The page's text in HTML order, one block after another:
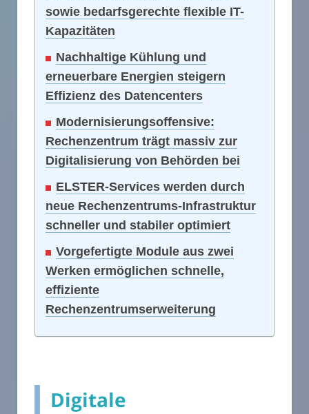
sowie bedarfsgerechte flexible IT-
Kapazitäten
Nachhaltige Kühlung und
erneuerbare Energien steigern
Effizienz des Datencenters
Modernisierungsoffensive:
Rechenzentrum trägt massiv zur
Digitalisierung von Behörden bei
ELSTER-Services werden durch
neue Rechenzentrums-Infrastruktur
schneller und stabiler optimiert
Vorgefertigte Module aus zwei
Werken ermöglichen schnelle,
effiziente
Rechenzentrumserweiterung
Digitale